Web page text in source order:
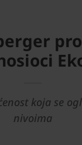
koja se
nivoima